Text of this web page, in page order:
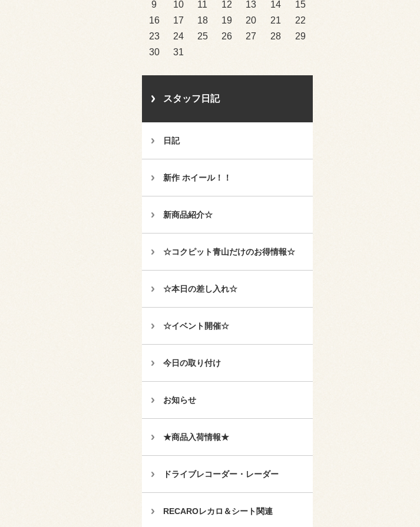
9 10 11 12 13 14
15
16
17 18 19 20 21
22
23
24 25 26 27 28
29
30
31
スタッフ日記
日記
新作 ホイール！！
新商品紹介☆
☆コクピット青山だけのお得情報☆
☆本日の差し入れ☆
☆イベント開催☆
今日の取り付け
お知らせ
★商品入荷情報★
ドライブレコーダー・レーダー
RECAROレカロ＆シート関連